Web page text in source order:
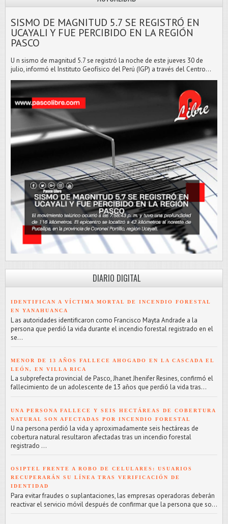
SISMO DE MAGNITUD 5.7 SE REGISTRÓ EN
UCAYALI Y FUE PERCIBIDO EN LA REGIÓN
PASCO
U n sismo de magnitud 5.7 se registró la noche de este jueves 30 de
julio, informó el Instituto Geofísico del Perú (IGP) a través del Centro...
DIARIO DIGITAL
IDENTIFICAN A VÍCTIMA MORTAL DE INCENDIO FORESTAL
EN YANAHUANCA
L as autoridades identificaron como Francisco Mayta Andrade a la
persona que perdió la vida durante el incendio forestal registrado en el
se...
MENOR DE 13 AÑOS FALLECE AHOGADO EN LA CASCADA EL
LEÓN, EN VILLA RICA
L a subprefecta provincial de Pasco, Jhanet Jhenifer Resines, confirmó el
fallecimiento de un adolescente de 13 años que perdió la vida tras...
UNA PERSONA FALLECE Y SEIS HECTÁREAS DE COBERTURA
NATURAL SON AFECTADAS POR INCENDIO FORESTAL
U na persona perdió la vida y aproximadamente seis hectáreas de
cobertura natural resultaron afectadas tras un incendio forestal
registrado ...
OSIPTEL FRENTE A ROBO DE CELULARES: USUARIOS
RECUPERARÁN SU LÍNEA TRAS VERIFICACIÓN DE
IDENTIDAD
Para evitar fraudes o suplantaciones, las empresas operadoras deberán
reactivar el servicio móvil después de confirmar que la persona que so...